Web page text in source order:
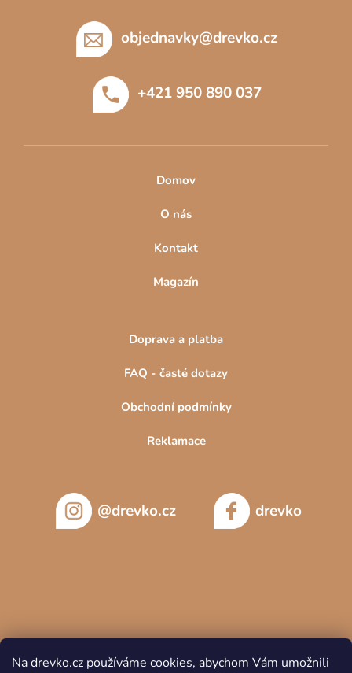
Na drevko.cz používáme cookies, abychom Vám umožnili
objednavky@drevko.cz
+421 950 890 037
Domov
O nás
Kontakt
Magazín
Doprava a platba
FAQ - časté dotazy
Obchodní podmínky
Reklamace
@drevko.cz drevko